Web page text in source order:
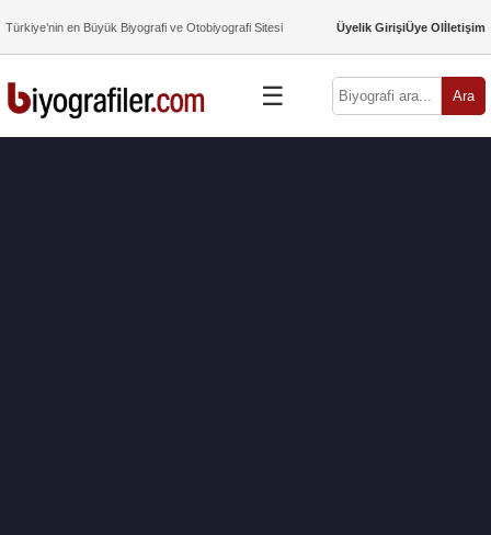
Türkiye’nin en Büyük Biyografi ve Otobiyografi Sitesi Üyelik GirişiÜye Olİletişim
☰ Ara